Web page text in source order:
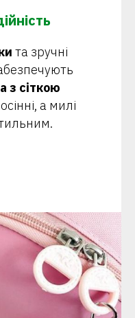
та зручні
з сіткою
а милі